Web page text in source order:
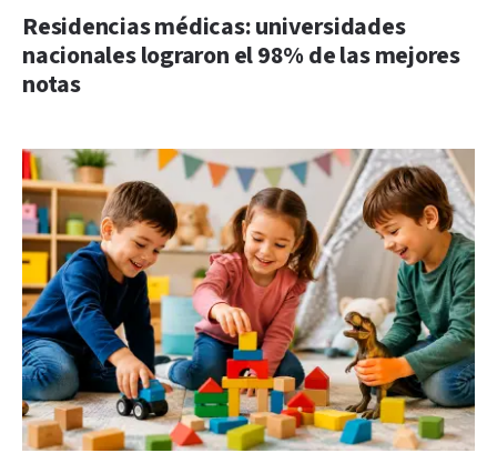
Residencias médicas: universidades
nacionales lograron el 98% de las mejores
notas